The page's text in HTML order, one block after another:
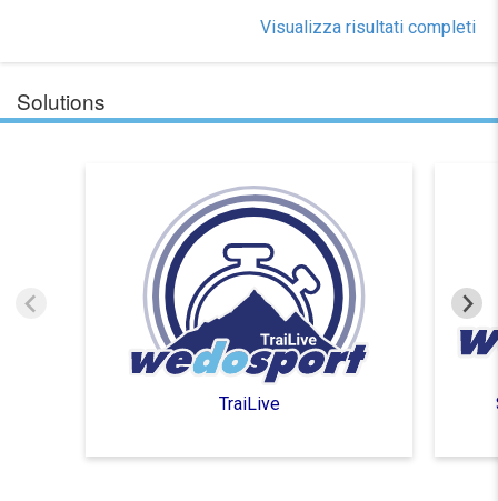
Visualizza risultati completi
Solutions
TraiLive